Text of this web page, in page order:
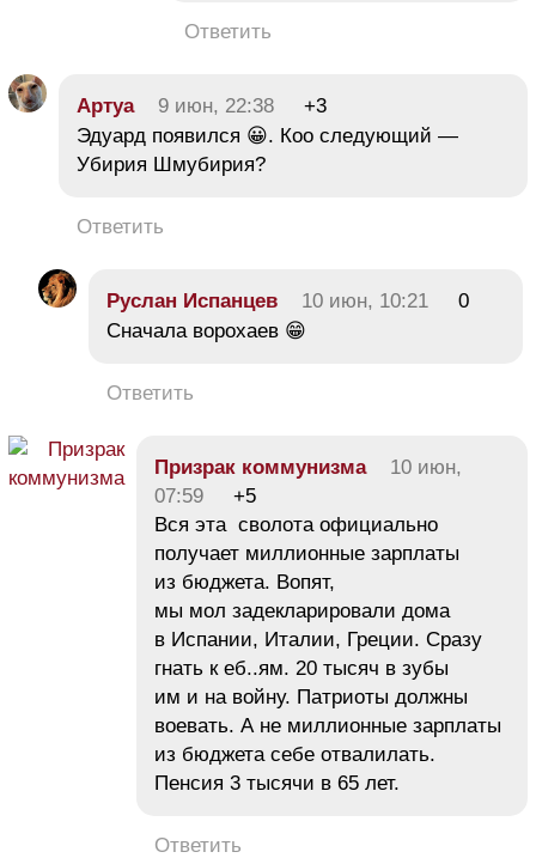
Ответить
Aртуа 9 июн, 22:38
+3
Эдуард появился 😀. Коо следующий —
Убирия Шмубирия?
Ответить
Руслан Испанцев 10 июн, 10:21
0
Сначала ворохаев 😁
Ответить
Призрак коммунизма
10 июн,
07:59
+5
Вся эта сволота официально
получает миллионные зарплаты
из бюджета. Вопят,
мы мол задекларировали дома
в Испании, Италии, Греции. Сразу
гнать к еб..ям. 20 тысяч в зубы
им и на войну. Патриоты должны
воевать. А не миллионные зарплаты
из бюджета себе отвалилать.
Пенсия 3 тысячи в 65 лет.
Ответить